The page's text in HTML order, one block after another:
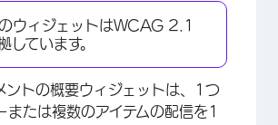
ウィジェットはWCAG 2.1
しています。
ントの概要ウィジェットは、1つ
または複数のアイテムの配信を1